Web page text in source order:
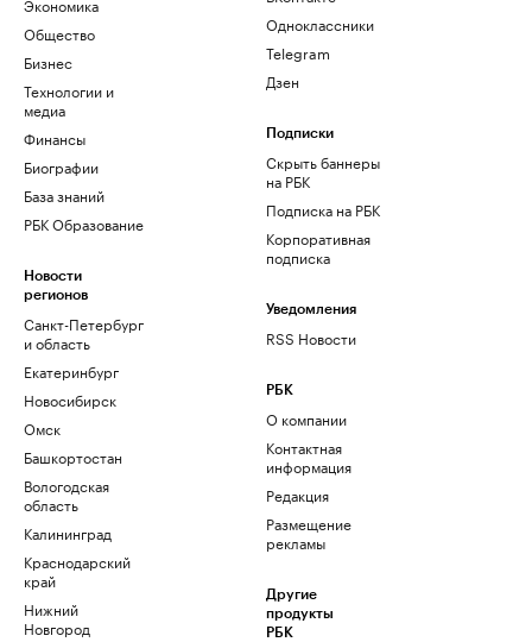
Экономика
Общество
Бизнес
Технологии и
медиа
Финансы
Биографии
База знаний
РБК Образование
Новости
регионов
Санкт-Петербург
и область
Екатеринбург
Новосибирск
Омск
Башкортостан
Вологодская
область
Калининград
Краснодарский
край
Нижний
Новгород
Одноклассники
Telegram
Дзен
Подписки
Скрыть баннеры
на РБК
Подписка на РБК
Корпоративная
подписка
Уведомления
RSS Новости
РБК
О компании
Контактная
информация
Редакция
Размещение
рекламы
Другие
продукты
РБК